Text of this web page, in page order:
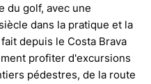
du golf, avec une
dans la pratique et la
depuis le Costa Brava
profiter d'excursions
pédestres, de la route